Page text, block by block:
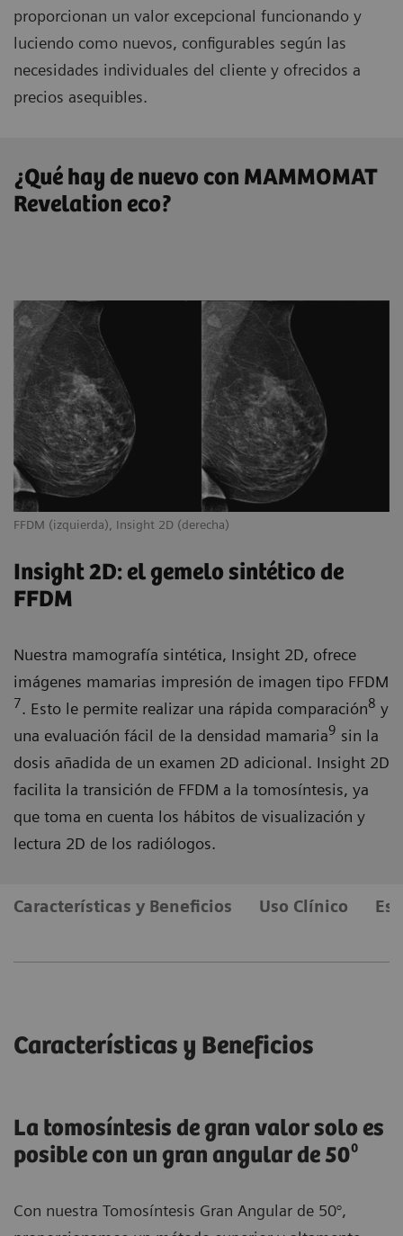
proporcionan un valor excepcional funcionando y
luciendo como nuevos, configurables según las
necesidades individuales del cliente y ofrecidos a
precios asequibles.
¿Qué hay de nuevo con MAMMOMAT
Revelation eco?
FFDM (izquierda), Insight 2D (derecha)
Insight 2D: el gemelo sintético de
FFDM
Nuestra mamografía sintética, Insight 2D, ofrece
imágenes mamarias impresión de imagen tipo FFDM
7. Esto le permite realizar una rápida comparación8 y
una evaluación fácil de la densidad mamaria9 sin la
dosis añadida de un examen 2D adicional. Insight 2D
facilita la transición de FFDM a la tomosíntesis, ya
que toma en cuenta los hábitos de visualización y
lectura 2D de los radiólogos.
Características y Beneficios Uso Clínico
Características y Beneficios
La tomosíntesis de gran valor solo es
posible con un gran angular de 50⁰
Con nuestra Tomosíntesis Gran Angular de 50°,